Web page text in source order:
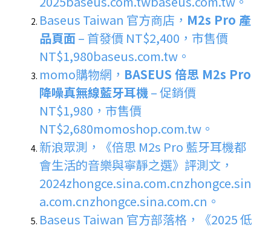
Baseus Taiwan 官方商店， M2s Pro 產
品頁面– 首發價 NT$2,400，市售價
NT$1,980baseus.com.tw 。
momo購物網， BASEUS 倍思 M2s Pro
降噪真無線藍牙耳機– 促銷價
NT$1,980，市售價
NT$2,680momoshop.com.tw 。
新浪眾測，《倍思 M2s Pro 藍牙耳機都
會生活的音樂與寧靜之選》評測文，
2024zhongce.sina.com.cnzhongce.sin
a.com.cnzhongce.sina.com.cn 。
Baseus Taiwan 官方部落格，《2025 低